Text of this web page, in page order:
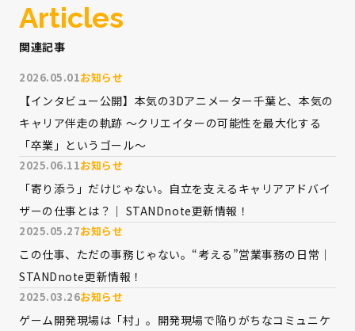
Articles
関連記事
2026.05.01お知らせ
【インタビュー公開】本気の3Dアニメーター千葉と、本気の
キャリア伴走の軌跡 〜クリエイターの可能性を最大化する
「卒業」というゴール〜
2025.06.11お知らせ
「寄り添う」だけじゃない。自立を支えるキャリアアドバイ
ザーの仕事とは？｜ STANDnote更新情報！
2025.05.27お知らせ
この仕事、ただの事務じゃない。“考える”営業事務の日常｜
STANDnote更新情報！
2025.03.26お知らせ
ゲーム開発現場は「村」。開発現場で陥りがちなコミュニケ